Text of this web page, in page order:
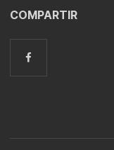
COMPARTIR